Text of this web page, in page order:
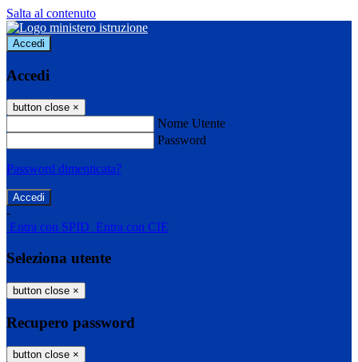
Salta al contenuto
Accedi
Accedi
button close ×
Nome Utente
Password
Password dimenticata?
-
Entra con SPID Entra con CIE
Seleziona utente
button close ×
Recupero password
button close ×